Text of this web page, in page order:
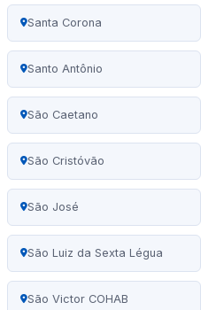
Santa Corona
Santo Antônio
São Caetano
São Cristóvão
São José
São Luiz da Sexta Légua
São Victor COHAB